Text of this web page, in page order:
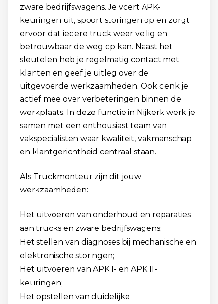
zware bedrijfswagens. Je voert APK-
keuringen uit, spoort storingen op en zorgt
ervoor dat iedere truck weer veilig en
betrouwbaar de weg op kan. Naast het
sleutelen heb je regelmatig contact met
klanten en geef je uitleg over de
uitgevoerde werkzaamheden. Ook denk je
actief mee over verbeteringen binnen de
werkplaats. In deze functie in Nijkerk werk je
samen met een enthousiast team van
vakspecialisten waar kwaliteit, vakmanschap
en klantgerichtheid centraal staan.
Als Truckmonteur zijn dit jouw
werkzaamheden:
Het uitvoeren van onderhoud en reparaties
aan trucks en zware bedrijfswagens;
Het stellen van diagnoses bij mechanische en
elektronische storingen;
Het uitvoeren van APK I- en APK II-
keuringen;
Het opstellen van duidelijke